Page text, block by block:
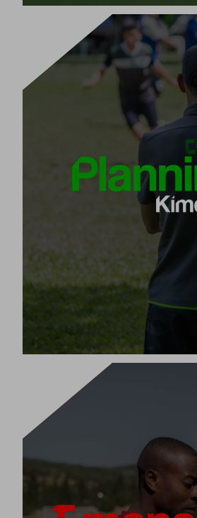
einzige intelligente
, die entwickelt wurde, um
Plane
alle Trainingseinheiten
der Saison mit ihren
angepasst
[+]
DIGITALE
T-manager ist eine digitale
mobiler Anwendung (Google
für Training und